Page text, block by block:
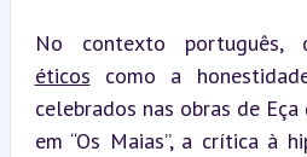
No contexto português,
éticos como a
celebrados nas obras de
em “Os Maias”, a crítica à